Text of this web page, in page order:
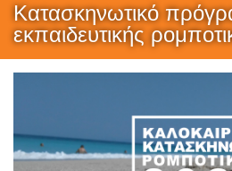
Κατασκηνωτικό
εκπαιδευτικής